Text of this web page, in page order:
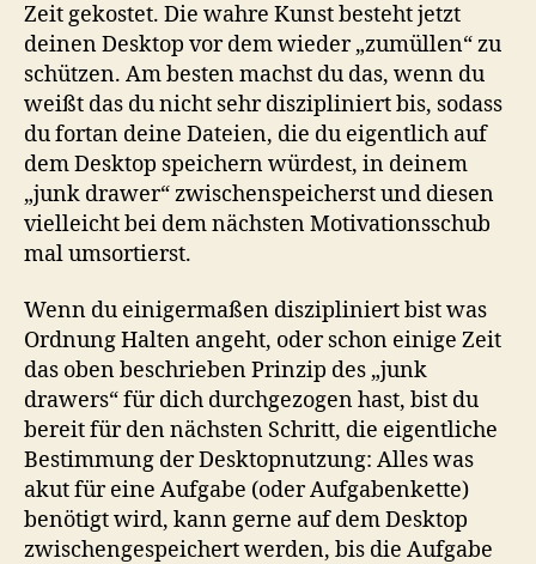
Zeit gekostet. Die wahre Kunst besteht jetzt
deinen Desktop vor dem wieder „zumüllen“ zu
schützen. Am besten machst du das, wenn du
weißt das du nicht sehr diszipliniert bis, sodass
du fortan deine Dateien, die du eigentlich auf
dem Desktop speichern würdest, in deinem
„junk drawer“ zwischenspeicherst und diesen
vielleicht bei dem nächsten Motivationsschub
mal umsortierst.
Wenn du einigermaßen diszipliniert bist was
Ordnung Halten angeht, oder schon einige Zeit
das oben beschrieben Prinzip des „junk
drawers“ für dich durchgezogen hast, bist du
bereit für den nächsten Schritt, die eigentliche
Bestimmung der Desktopnutzung: Alles was
akut für eine Aufgabe (oder Aufgabenkette)
benötigt wird, kann gerne auf dem Desktop
zwischengespeichert werden, bis die Aufgabe